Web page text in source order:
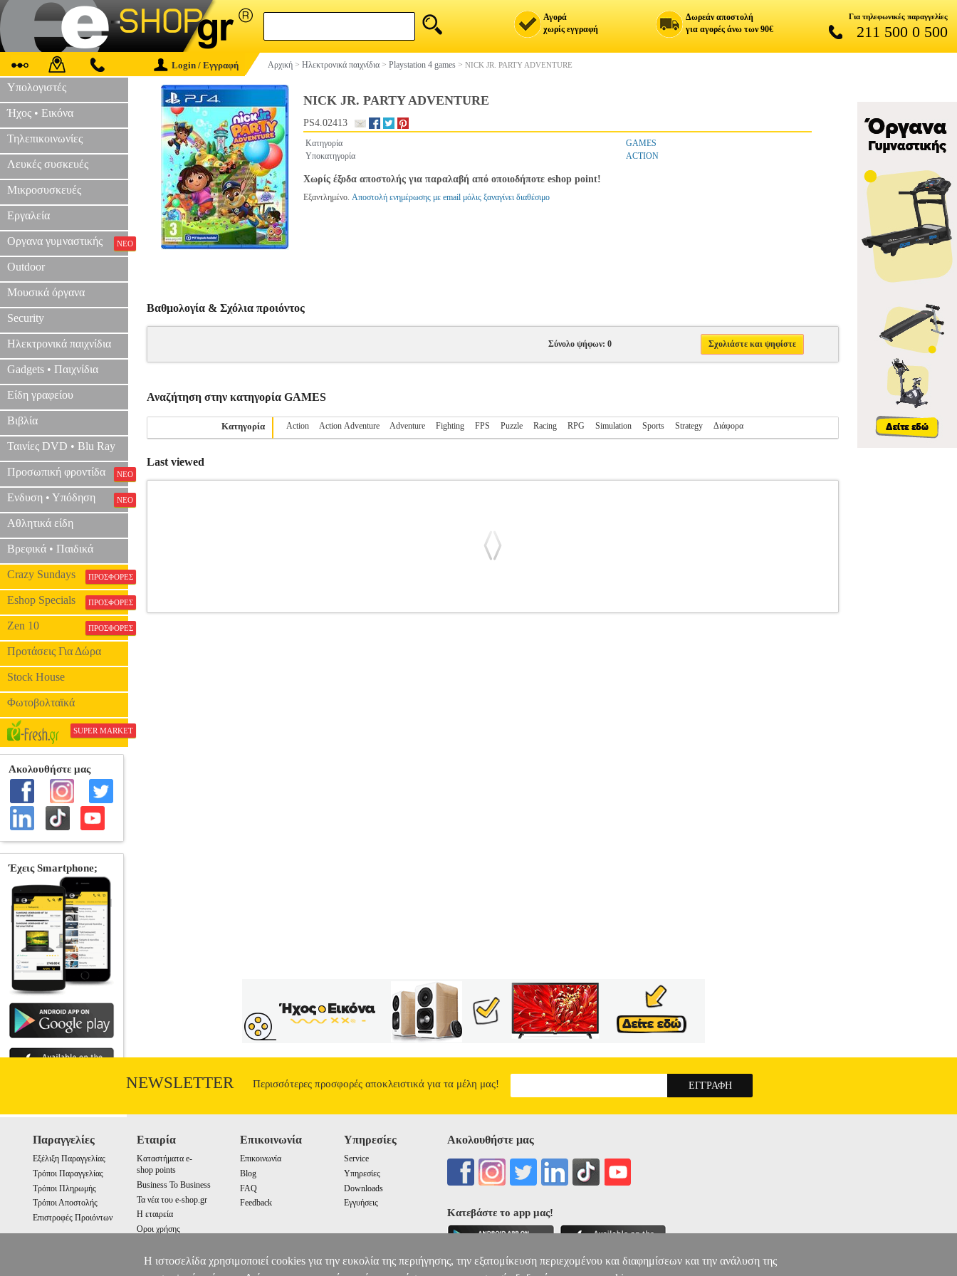
Αγορά
χωρίς εγγραφή
Δωρεάν αποστολή
για αγορές άνω των 90€
Για τηλεφωνικές παραγγελίες
211 500 0 500
Login / Εγγραφή Αρχική > Ηλεκτρονικά παιχνίδια > Playstation 4 games > NICK JR. PARTY ADVENTURE
Υπολογιστές
Ήχος • Εικόνα
Τηλεπικοινωνίες
Λευκές συσκευές
Μικροσυσκευές
Εργαλεία
Οργανα γυμναστικής ΝΕΟ
Outdoor
Μουσικά όργανα
Security
Ηλεκτρονικά παιχνίδια
Gadgets • Παιχνίδια
Είδη γραφείου
Βιβλία
Ταινίες DVD • Blu Ray
Προσωπική φροντίδα ΝΕΟ
Ενδυση • Υπόδηση ΝΕΟ
Αθλητικά είδη
Βρεφικά • Παιδικά
Crazy Sundays ΠΡΟΣΦΟΡΕΣ
Eshop Specials ΠΡΟΣΦΟΡΕΣ
Zen 10 ΠΡΟΣΦΟΡΕΣ
Προτάσεις Για Δώρα
Stock House
Φωτοβολταϊκά
SUPER MARKET
NICK JR. PARTY ADVENTURE
PS4.02413
Κατηγορία
GAMES
Υποκατηγορία
ACTION
Χωρίς έξοδα αποστολής για παραλαβή από οποιοδήποτε eshop point!
Εξαντλημένο. Αποστολή ενημέρωσης με email μόλις ξαναγίνει διαθέσιμο
Βαθμολογία & Σχόλια προιόντος
Σύνολο ψήφων: 0 Σχολιάστε και ψηφίστε
Αναζήτηση στην κατηγορία GAMES
Κατηγορία Action Action Adventure Adventure Fighting FPS Puzzle Racing RPG Simulation Sports Strategy Διάφορα
Last viewed
NEWSLETTER Περισσότερες προσφορές αποκλειστικά για τα μέλη μας!
Παραγγελίες
Εξέλιξη Παραγγελίας
Τρόποι Παραγγελίας
Τρόποι Πληρωμής
Τρόποι Αποστολής
Επιστροφές Προιόντων
Εταιρία
Καταστήματα e-
shop points
Business To Business
Τα νέα του e-shop.gr
Η εταιρεία
Οροι χρήσης
Επικοινωνία
Επικοινωνία
Blog
FAQ
Feedback
Υπηρεσίες
Service
Υπηρεσίες
Downloads
Εγγυήσεις
Ακολουθήστε μας
Κατεβάστε το app μας!
Η ιστοσελίδα χρησιμοποιεί cookies για την ευκολία της περιήγησης, την εξατομίκευση περιεχομένου και διαφημίσεων και την ανάλυση της